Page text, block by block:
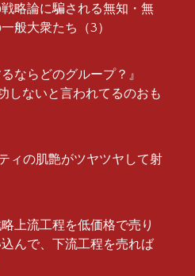
略論に騙される無知・無
般大衆たち（3）
ならどのグループ？』
しないと言われてるのおも
ィの肌艶がツヤツヤして射
上流工程を低価格で売り
んで、下流工程を売れば